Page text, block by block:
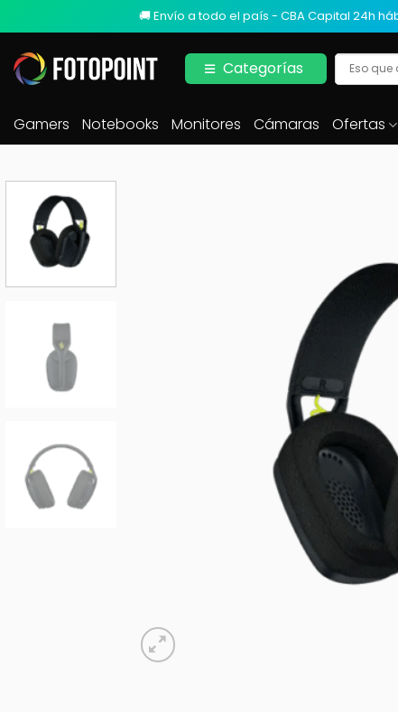
🚚 Envío a todo el país - CBA Capital 24h
Categorías
Gamers Notebooks Monitores Cámaras Ofertas